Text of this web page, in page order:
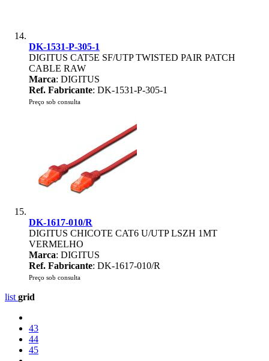
DK-1531-P-305-1
DIGITUS CAT5E SF/UTP TWISTED PAIR PATCH
CABLE RAW
Marca: DIGITUS
Ref. Fabricante: DK-1531-P-305-1
Preço sob consulta
DK-1617-010/R
DIGITUS CHICOTE CAT6 U/UTP LSZH 1MT
VERMELHO
Marca: DIGITUS
Ref. Fabricante: DK-1617-010/R
Preço sob consulta
list grid
43
44
45